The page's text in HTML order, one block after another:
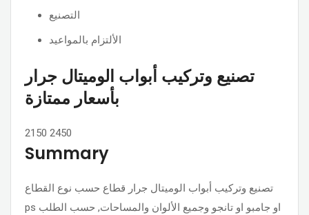
التصنيع
الألتزام بالمواعيد
تصنيع وتركيب أبواب الوميتال جرار
بأسعار ممتازة
2150 2450
Summary
تصنيع وتركيب أبواب الوميتال جرار قطاع حسب نوع القطاع
ps او جامبو او تانجو وجميع الألوان والمساحات, حسب الطلب